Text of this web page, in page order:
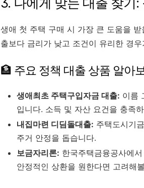
생애 첫 주택 구매 시 가장 큰 도움을
출보다 금리가 낮고 조건이 유리한 경
🏦 주요 정책 대출 상품 알아
생애최초 주택구입자금 대출: 이름
입니다. 소득 및 자산 요건을 충족
내집마련 디딤돌대출: 주택도시기
주거 안정을 돕습니다.
보금자리론: 한국주택금융공사에
안정적인 상환을 원한다면 고려해